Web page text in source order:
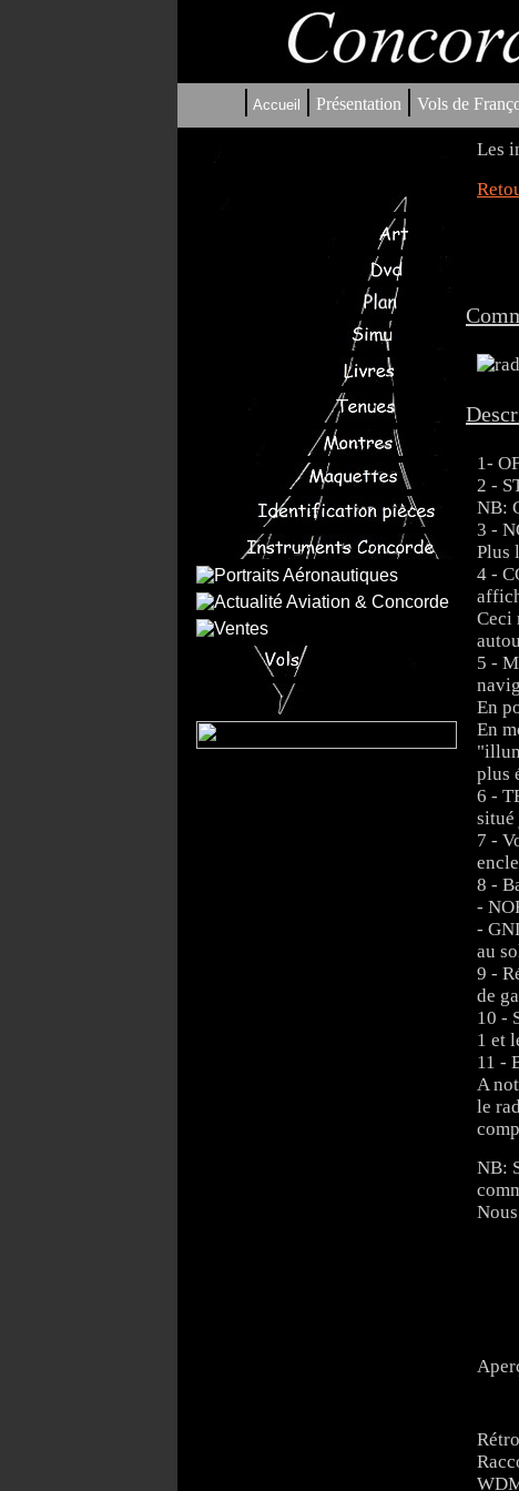
| Accueil | Présentation | Vols de
Les
1-
2 -
NB:
3 -
Plus
4 -
Ceci
5 -
En
En
plus
6 -
situé
7 -
8 -
-
-
au
9 -
de
10 -
1 et
11 -
A
le
NB: